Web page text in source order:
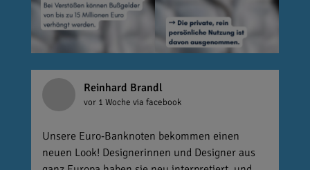
Reinhard Brandl
vor 1 Woche via facebook
Unsere Euro-Banknoten bekommen einen
neuen Look! Designerinnen und Designer aus